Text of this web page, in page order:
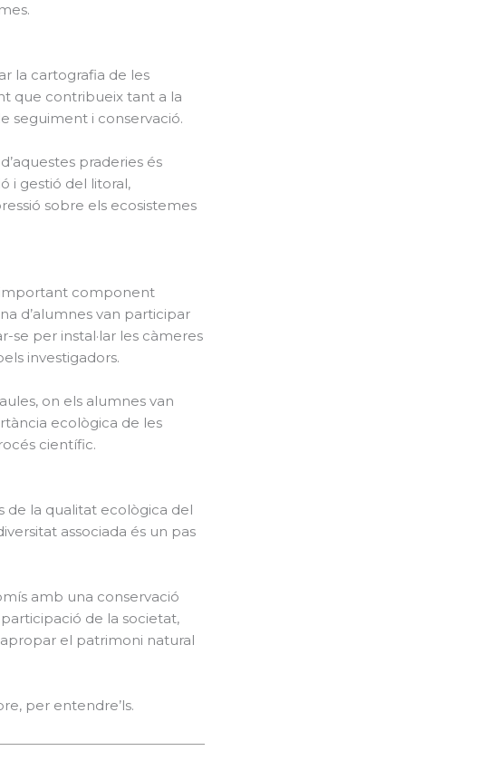
la cartografia de les
que contribueix tant a la
seguiment i conservació.
praderies és
i gestió del litoral,
sobre els ecosistemes
component
d’alumnes van participar
se per instal·lar les càmeres
investigadors.
on els alumnes van
ecològica de les
científic.
de la qualitat ecològica del
associada és un pas
amb una conservació
de la societat,
el patrimoni natural
per entendre’ls.